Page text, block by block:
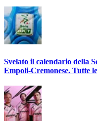
Svelato il calendario della
Empoli-Cremonese. Tutte